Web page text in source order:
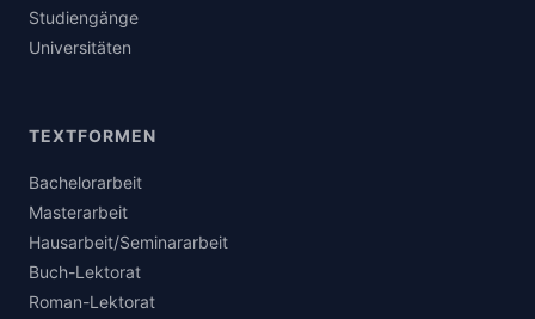
Studiengänge
Universitäten
TEXTFORMEN
Bachelorarbeit
Masterarbeit
Hausarbeit/Seminararbeit
Buch-Lektorat
Roman-Lektorat